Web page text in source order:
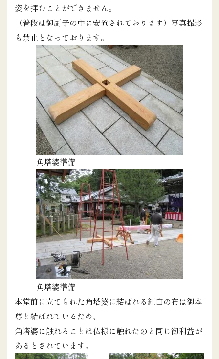
姿を拝むことができません。
（普段は御厨子の中に安置されております）写真撮影
も禁止となっております。
角塔婆準備
角塔婆準備
本堂前に立てられた角塔婆に結ばれる紅白の布は御本
尊と結ばれているため、
角塔婆に触れることは仏様に触れたのと同じ御利益が
あるとされています。